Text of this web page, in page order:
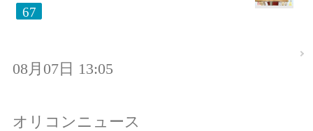
67
08月07日 13:05
オリコンニュース